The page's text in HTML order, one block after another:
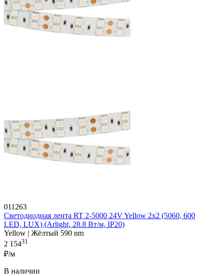
011263
Светодиодная лента RT 2-5000 24V Yellow 2x2 (5060, 600
LED, LUX) (Arlight, 28.8 Вт/м, IP20)
Yellow | Жёлтый 590 nm
2 15431
₽/м
В наличии